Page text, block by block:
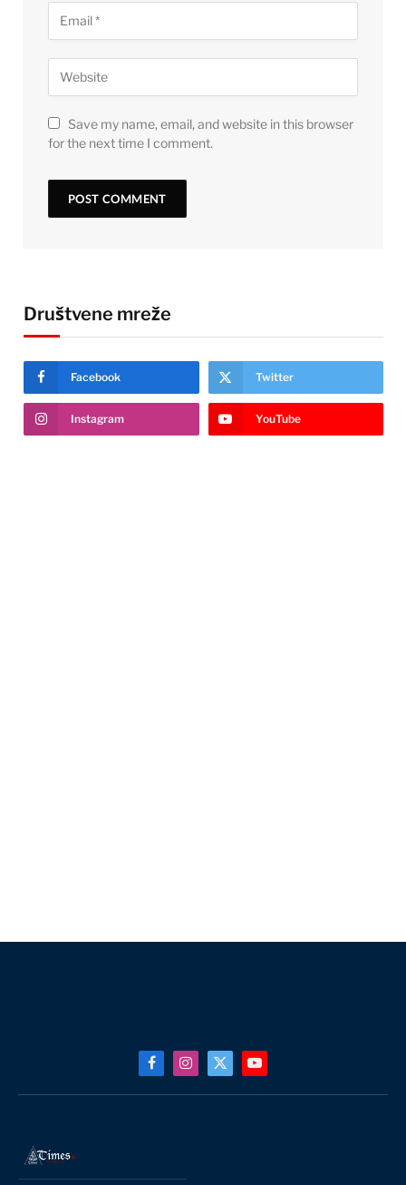
Save my name, email, and website in this browser
for the next time I comment.
Društvene mreže
Facebook Twitter
Instagram YouTube
FacebookInstagram
X
YouTube